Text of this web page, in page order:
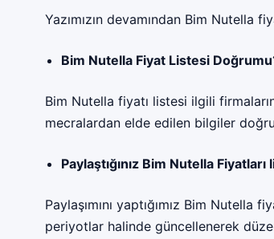
Yazımızın devamından Bim Nutella
Bim Nutella Fiyat Listesi
Bim Nutella fiyatı listesi ilgili
mecralardan elde edilen bilgiler
Paylaştığınız Bim Nutella
Paylaşımını yaptığımız Bim
periyotlar halinde güncellenerek